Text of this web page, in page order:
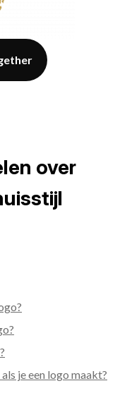
over
je een logo maakt?